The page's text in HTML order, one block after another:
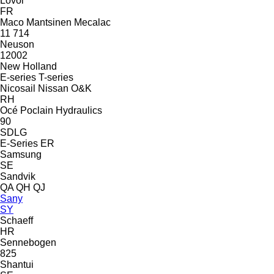
FR
Maco Mantsinen Mecalac
11 714
Neuson
12002
New Holland
E-series T-series
Nicosail
Nissan O&K
RH
Océ Poclain Hydraulics
90
SDLG
E-Series ER
Samsung
SE
Sandvik
QA QH QJ
Sany
SY
Schaeff
HR
Sennebogen
825
Shantui